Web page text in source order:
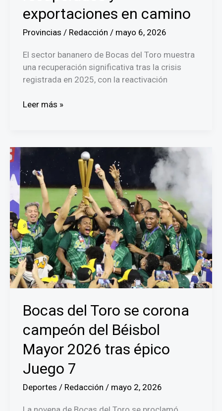
exportaciones en camino
Provincias / Redacción / mayo 6, 2026
El sector bananero de Bocas del Toro muestra
una recuperación significativa tras la crisis
registrada en 2025, con la reactivación
Banano
Bocas
Toro:
más
de
5
mil
empleos
recuperados
y
exportaciones
en
camino
Leer más »
Bocas del Toro se corona
campeón del Béisbol
Mayor 2026 tras épico
Juego 7
Deportes / Redacción / mayo 2, 2026